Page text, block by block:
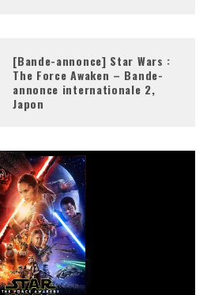
[Bande-annonce] Star Wars :
The Force Awaken – Bande-
annonce internationale 2,
Japon